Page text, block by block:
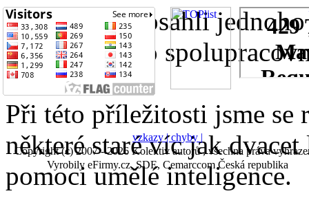
Právě jsme dosáhli
přijali nového
Při této příležitosti jsme se
některé staré víc jak
pomoci umělé inteligence.
vzkazy |chyby |
Copyright (c) 2007 - 2026 Kolektiv autorů , všechna práva
Vyrobily eFirmy.cz, SDE, Cemarccom Česká republika